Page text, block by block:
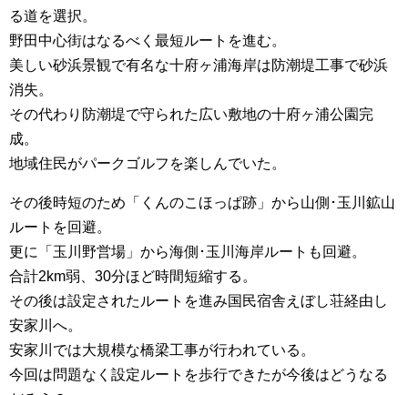
る道を選択。
野田中心街はなるべく最短ルートを進む。
美しい砂浜景観で有名な十府ヶ浦海岸は防潮堤工事で砂浜
消失。
その代わり防潮堤で守られた広い敷地の十府ヶ浦公園完
成。
地域住民がパークゴルフを楽しんでいた。
その後時短のため「くんのこほっぱ跡」から山側･玉川鉱山
ルートを回避。
更に「玉川野営場」から海側･玉川海岸ルートも回避。
合計2km弱、30分ほど時間短縮する。
その後は設定されたルートを進み国民宿舎えぼし荘経由し
安家川へ。
安家川では大規模な橋梁工事が行われている。
今回は問題なく設定ルートを歩行できたが今後はどうなる